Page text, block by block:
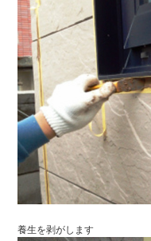
養生を剥がします